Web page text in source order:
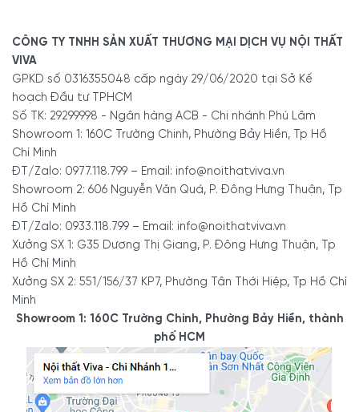
- Showroom 2: 606 Nguyễn Văn Quá, P. Đông Hưng
83/10 Dương Thị Giang, P. Đông Hưng
- Hotline/Zalo:
CÔNG TY TNHH SẢN XUẤT THƯƠNG MẠI DỊCH VỤ NỘI THẤT
VIVA
GPKD số 0316355048 cấp ngày 29/06/2020 tại Sở Kế
hoạch Đầu tư TPHCM
Số TK: 29299998 - Ngân hàng ACB - Chi nhánh Phú Lâm
Showroom 1: 160C Trường Chinh, Phường Bảy Hiền, Tp Hồ
Chí Minh
ĐT/Zalo: 0977.118.799 – Email: info@noithatviva.vn
Showroom 2: 606 Nguyễn Văn Quá, P. Đông Hưng Thuận, Tp
Hồ Chí Minh
ĐT/Zalo: 0933.118.799 – Email: info@noithatviva.vn
Xưởng SX 1: G35 Dương Thị Giang, P. Đông Hưng Thuận, Tp
Hồ Chí Minh
Xưởng SX 2: 551/156/37 KP7, Phường Tân Thới Hiệp, Tp Hồ Chí
Minh
Showroom 1: 160C Trường Chinh, Phường Bảy Hiền, thành
phố HCM